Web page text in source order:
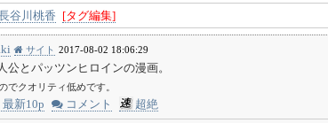
谷川桃香 [タグ編集]
サイト 2017-08-02 18:06:29
公とパッツンヒロインの漫画。
でクオリティ低めです。
最新10p コメント 超絶